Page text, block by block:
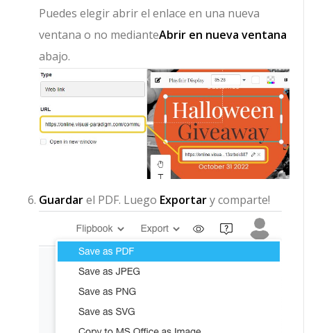
Puedes elegir abrir el enlace en una nueva
ventana o no medianteAbrir en nueva ventana
abajo.
Guardarel PDF. Luego Exportary comparte!